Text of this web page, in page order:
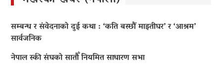
सम्बन्ध र संवेदनाको दुई कथा : ‘कति बस्छौं माइतीघर’ र ‘आश्रम’
सार्वजनिक
नेपाल स्की संघको सातौँ नियमित साधारण सभा